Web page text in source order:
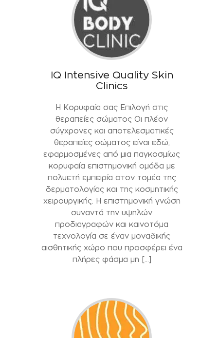
IQ Intensive Quality Skin
Clinics
Η Κορυφαία σας Επιλογή στις
θεραπείες σώματος Οι πλέον
σύγχρονες και αποτελεσματικές
θεραπείες σώματος είναι εδώ,
εφαρμοσμένες από μια παγκοσμίως
κορυφαία επιστημονική ομάδα με
πολυετή εμπειρία στον τομέα της
δερματολογίας και της κοσμητικής
χειρουργικής. Η επιστημονική γνώση
συναντά την υψηλών
προδιαγραφών και καινοτόμα
τεχνολογία σε έναν μοναδικής
αισθητικής χώρο που προσφέρει ένα
πλήρες φάσμα μη […]